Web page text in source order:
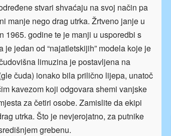
stvari shvaćaju na svoj način pa
manje nego drag utrka. Žrtveno janje u
1965. godine te je manji u usporedbi s
jedan od “najatletskijih” modela koje je
limuzina je postavljena na
čuda) ionako bila prilično lijepa, unatoč
kavezom koji odgovara shemi vanjske
za četiri osobe. Zamislite da ekipi
utrka. Što je nevjerojatno, za putnike
grebenu.